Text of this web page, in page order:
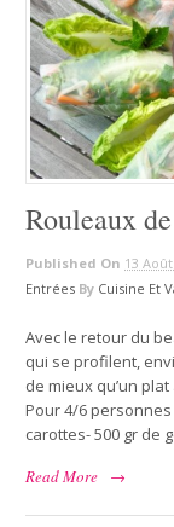
Rouleaux
Published On 13
Entrées By Cuisine Et
Avec le retour du
qui se profilent,
de mieux qu’un
Pour 4/6
carottes- 500 gr de
Read More
→